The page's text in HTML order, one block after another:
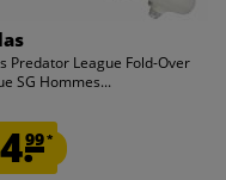
Predator League Fold-Over
SG Hommes...
99*